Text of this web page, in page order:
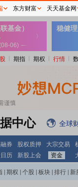
期指 期权 行情
中心 全球
券 股权质押 大宗交易
历 新股上会 资金
期权 个股 板块 排行 新
东方财富 天天基金网